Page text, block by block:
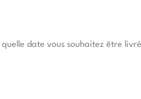
date vous souhaitez être